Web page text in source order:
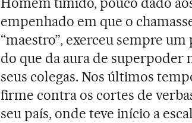
empenhado em que o
“maestro”, exerceu sempre
do que da aura de superpoder
seus colegas. Nos últimos
firme contra os cortes de
seu país, onde teve início a